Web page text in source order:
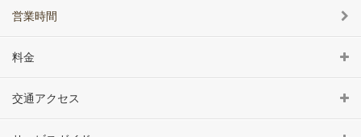
営業時間
料金
交通アクセス